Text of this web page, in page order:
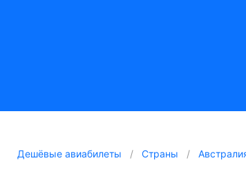
Дешёвые авиабилеты Страны